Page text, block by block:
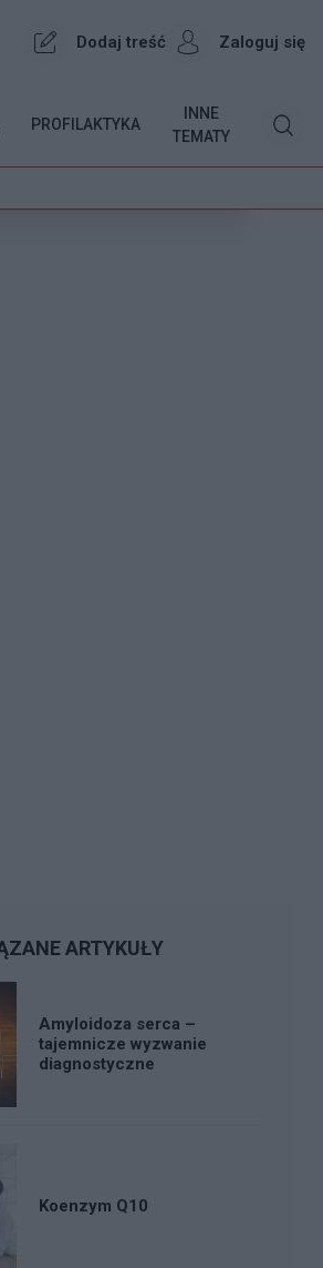
Dodaj treść Zaloguj się
PROFILAKTYKA
INNE
TEMATY
ARTYKUŁY
Amyloidoza serca –
tajemnicze wyzwanie
diagnostyczne
Koenzym Q10